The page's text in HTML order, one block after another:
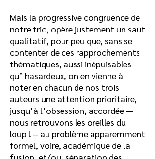
Mais la progressive congruence de
notre trio, opère justement un saut
qualitatif, pour peu que, sans se
contenter de ces rapprochements
thématiques, aussi inépuisables
qu’ hasardeux, on en vienne à
noter en chacun de nos trois
auteurs une attention prioritaire,
jusqu’à l’obsession, accordée —
nous retrouvons les oreilles du
loup ! – au problème apparemment
formel, voire, académique de la
fusion, et/ou, séparation des